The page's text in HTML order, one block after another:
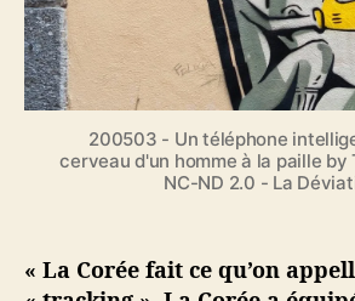
i
e
i
c
l
e
200503 - Un téléphone
cerveau d'un homme à la paille by
NC-ND 2.0 - La
« La Corée fait ce qu’on